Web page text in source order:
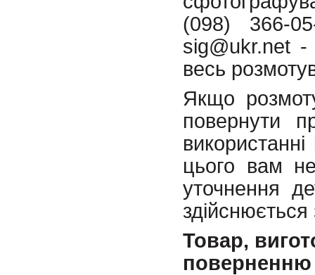
(098) 366-
sig@ukr.net
весь
Якщо
повернути
цього вам
уточнення
Товар,
поверненню